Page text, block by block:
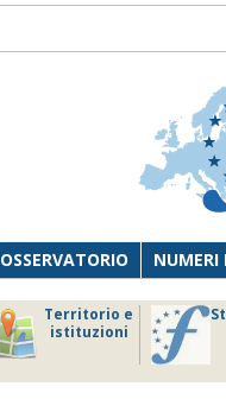
OSSERVATORIO NUMERI
Territorio e
istituzioni